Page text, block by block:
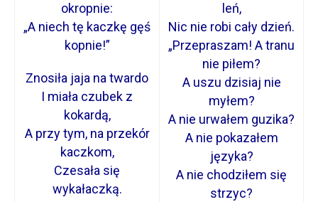
okropnie:
„A niech tę kaczkę gęś
kopnie!”
Znosiła jaja na twardo
I miała czubek z
kokardą,
A przy tym, na przekór
kaczkom,
Czesała się
wykałaczką.
leń,
Nic nie robi cały dzień.
„Przepraszam! A tranu
nie piłem?
A uszu dzisiaj nie
myłem?
A nie urwałem guzika?
A nie pokazałem
języka?
A nie chodziłem się
strzyc?